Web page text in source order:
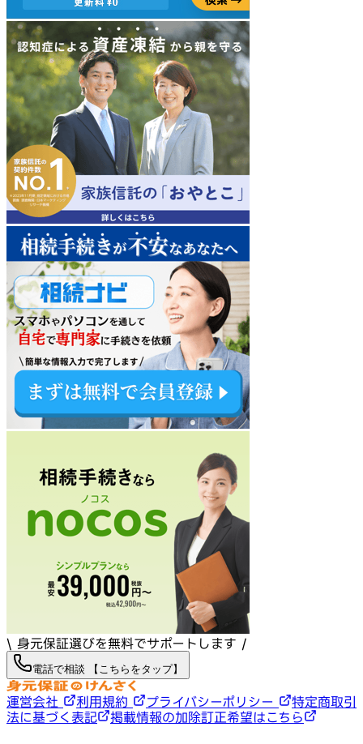
\ 身元保証選びを無料でサポートします /
電話で相談 【こちらをタップ】
運営会社 利用規約 プライバシーポリシー
特定商取引
法に基づく表記
掲載情報の加除訂正希望はこちら